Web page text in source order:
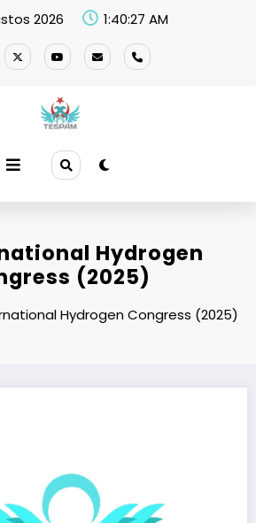
2026 1:40:27 AM
Hydrogen
(2025)
Hydrogen Congress (2025)